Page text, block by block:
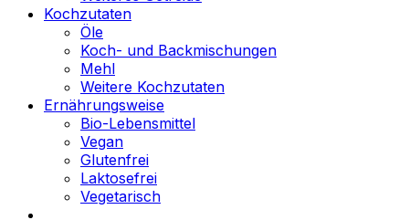
Kochzutaten
Öle
Koch- und Backmischungen
Mehl
Weitere Kochzutaten
Ernährungsweise
Bio-Lebensmittel
Vegan
Glutenfrei
Laktosefrei
Vegetarisch